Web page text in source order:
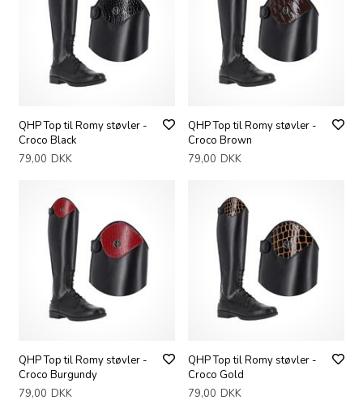
QHP Top til Romy støvler -
Croco Black
79,00 DKK
QHP Top til Romy støvler -
Croco Brown
79,00 DKK
QHP Top til Romy støvler -
Croco Burgundy
79,00 DKK
QHP Top til Romy støvler -
Croco Gold
79,00 DKK